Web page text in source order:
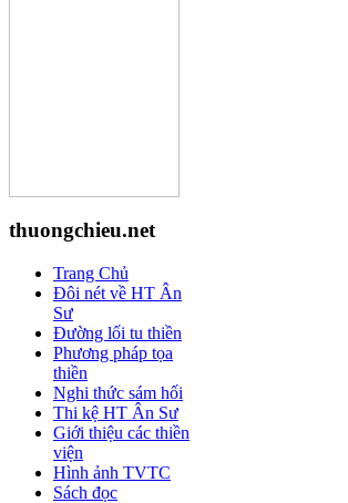
thuongchieu.net
Trang Chủ
Đôi nét về HT Ân
Sư
Đường lối tu thiền
Phương pháp tọa
thiền
Nghi thức sám hối
Thi kệ HT Ân Sư
Giới thiệu các thiền
viện
Hình ảnh TVTC
Sách đọc